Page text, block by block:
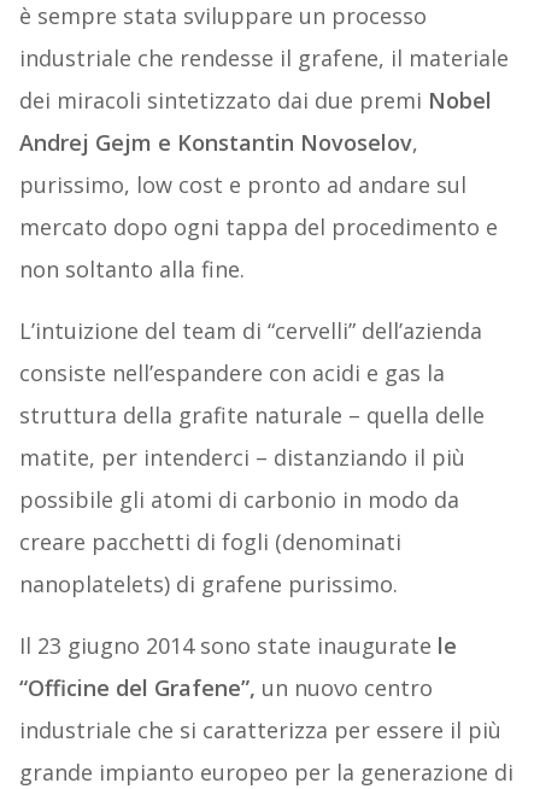
è sempre stata sviluppare un processo
industriale che rendesse il grafene, il materiale
dei miracoli sintetizzato dai due premi Nobel
Andrej Gejm e Konstantin Novoselov,
purissimo, low cost e pronto ad andare sul
mercato dopo ogni tappa del procedimento e
non soltanto alla fine.
L’intuizione del team di “cervelli” dell’azienda
consiste nell’espandere con acidi e gas la
struttura della grafite naturale – quella delle
matite, per intenderci – distanziando il più
possibile gli atomi di carbonio in modo da
creare pacchetti di fogli (denominati
nanoplatelets) di grafene purissimo.
Il 23 giugno 2014 sono state inaugurate le
“Officine del Grafene”, un nuovo centro
industriale che si caratterizza per essere il più
grande impianto europeo per la generazione di